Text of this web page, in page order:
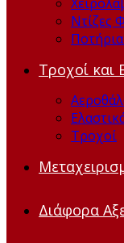
Ντίζες
Τροχοί και
Τροχοί
Διάφορα